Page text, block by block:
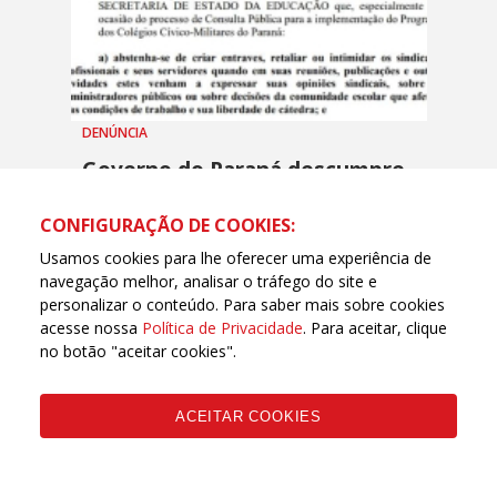
DENÚNCIA
Governo do Paraná descumpre
com prática antissindical
28 NOVEMBRO, 2023 - 15H29
CONFIGURAÇÃO DE COOKIES:
Usamos cookies para lhe oferecer uma experiência de
navegação melhor, analisar o tráfego do site e
personalizar o conteúdo. Para saber mais sobre cookies
acesse nossa Política de Privacidade. Para aceitar, clique
no botão "aceitar cookies".
ACEITAR COOKIES